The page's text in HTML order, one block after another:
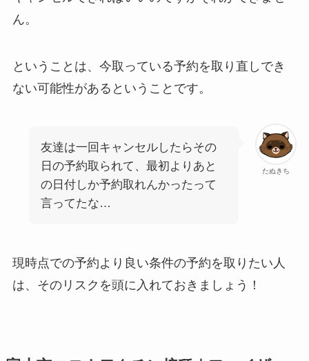
ん。
ということは、今取っている予約を取り直しでき
ない可能性があるということです。
たぬきち
友達は一回キャンセルしたらその
日の予約取られて、最初よりあと
の日付しか予約取れんかったって
言ってたな…
現時点での予約より良い条件の予約を取りたい人
は、そのリスクを頭に入れておきましょう！